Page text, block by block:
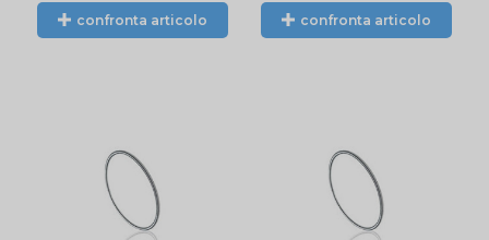
confronta articolo confronta articolo